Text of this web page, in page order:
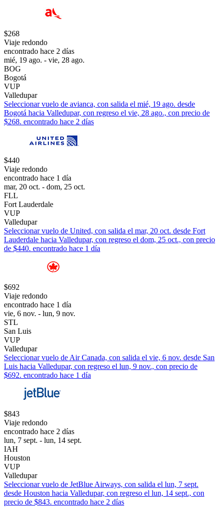
$268
Viaje redondo
encontrado hace 2 días
mié, 19 ago. - vie, 28 ago.
BOG
Bogotá
VUP
Valledupar
Seleccionar vuelo de avianca, con salida el mié, 19 ago. desde
Bogotá hacia Valledupar, con regreso el vie, 28 ago., con precio de
$268. encontrado hace 2 días
$440
Viaje redondo
encontrado hace 1 día
mar, 20 oct. - dom, 25 oct.
FLL
Fort Lauderdale
VUP
Valledupar
Seleccionar vuelo de United, con salida el mar, 20 oct. desde Fort
Lauderdale hacia Valledupar, con regreso el dom, 25 oct., con precio
de $440. encontrado hace 1 día
$692
Viaje redondo
encontrado hace 1 día
vie, 6 nov. - lun, 9 nov.
STL
San Luis
VUP
Valledupar
Seleccionar vuelo de Air Canada, con salida el vie, 6 nov. desde San
Luis hacia Valledupar, con regreso el lun, 9 nov., con precio de
$692. encontrado hace 1 día
$843
Viaje redondo
encontrado hace 2 días
lun, 7 sept. - lun, 14 sept.
IAH
Houston
VUP
Valledupar
Seleccionar vuelo de JetBlue Airways, con salida el lun, 7 sept.
desde Houston hacia Valledupar, con regreso el lun, 14 sept., con
precio de $843. encontrado hace 2 días